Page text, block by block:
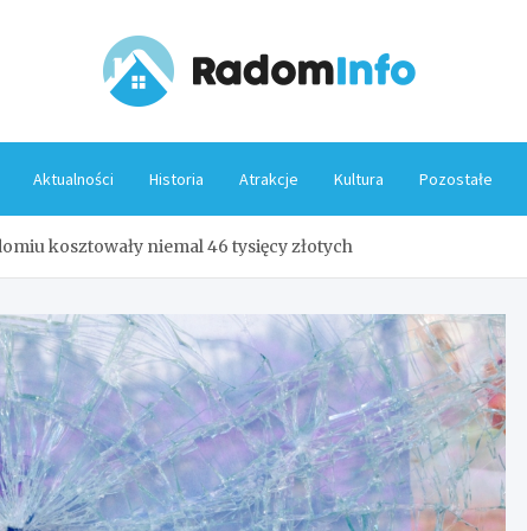
Aktualności Historia Atrakcje Kultura Pozostałe
kosztowały niemal 46 tysięcy złotych